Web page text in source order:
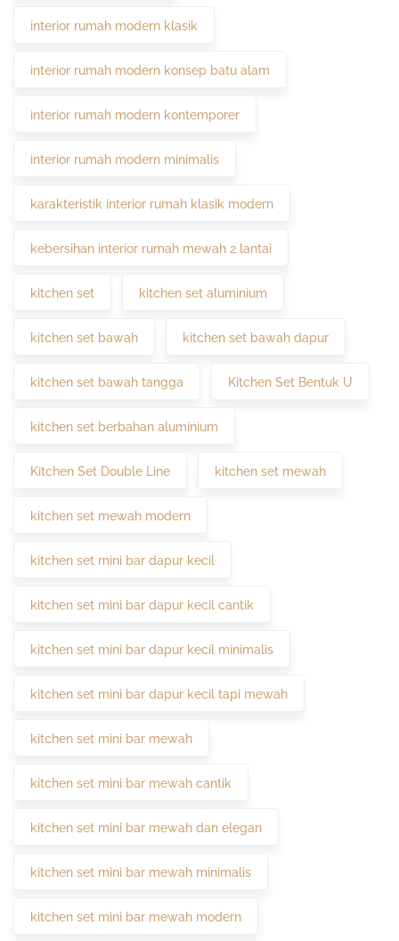
interior rumah modern klasik
interior rumah modern konsep batu alam
interior rumah modern kontemporer
interior rumah modern minimalis
karakteristik interior rumah klasik modern
kebersihan interior rumah mewah 2 lantai
kitchen set kitchen set aluminium
kitchen set bawah kitchen set bawah dapur
kitchen set bawah tangga Kitchen Set Bentuk U
kitchen set berbahan aluminium
Kitchen Set Double Line kitchen set mewah
kitchen set mewah modern
kitchen set mini bar dapur kecil
kitchen set mini bar dapur kecil cantik
kitchen set mini bar dapur kecil minimalis
kitchen set mini bar dapur kecil tapi mewah
kitchen set mini bar mewah
kitchen set mini bar mewah cantik
kitchen set mini bar mewah dan elegan
kitchen set mini bar mewah minimalis
kitchen set mini bar mewah modern